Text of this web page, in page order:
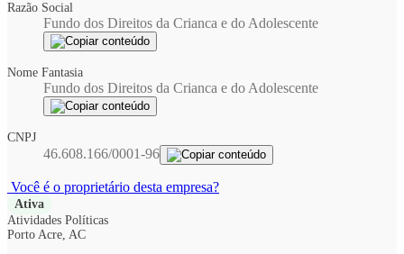
Razão Social
Fundo dos Direitos da Crianca e do Adolescente
Nome Fantasia
Fundo dos Direitos da Crianca e do Adolescente
CNPJ
46.608.166/0001-96
Você é o proprietário desta empresa?
Ativa
Atividades Políticas
Porto Acre, AC